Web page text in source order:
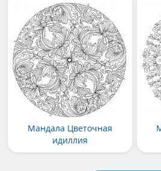
Мандала Цветочная
идиллия